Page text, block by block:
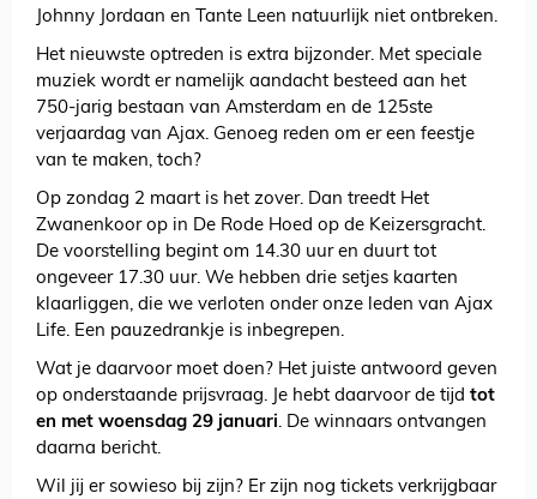
Johnny Jordaan en Tante Leen natuurlijk niet ontbreken.
Het nieuwste optreden is extra bijzonder. Met speciale
muziek wordt er namelijk aandacht besteed aan het
750-jarig bestaan van Amsterdam en de 125ste
verjaardag van Ajax. Genoeg reden om er een feestje
van te maken, toch?
Op zondag 2 maart is het zover. Dan treedt Het
Zwanenkoor op in De Rode Hoed op de Keizersgracht.
De voorstelling begint om 14.30 uur en duurt tot
ongeveer 17.30 uur. We hebben drie setjes kaarten
klaarliggen, die we verloten onder onze leden van Ajax
Life. Een pauzedrankje is inbegrepen.
Wat je daarvoor moet doen? Het juiste antwoord geven
op onderstaande prijsvraag. Je hebt daarvoor de tijd tot
en met woensdag 29 januari. De winnaars ontvangen
daarna bericht.
Wil jij er sowieso bij zijn? Er zijn nog tickets verkrijgbaar